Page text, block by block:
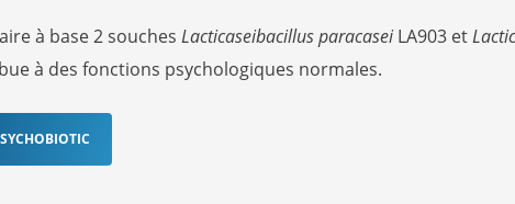
à base 2 souches Lacticaseibacillus paracaseiLA903 et
à des fonctions psychologiques normales.